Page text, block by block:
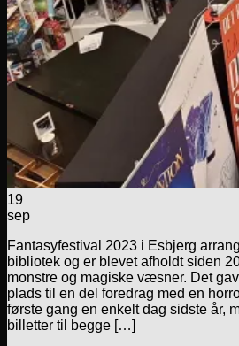
19
sep
Fantasyfestival 2023 i Esbjerg
bibliotek og er blevet afholdt siden
monstre og magiske væsner. Det
plads til en del foredrag med en
første gang en enkelt dag sidste år,
billetter til begge […]